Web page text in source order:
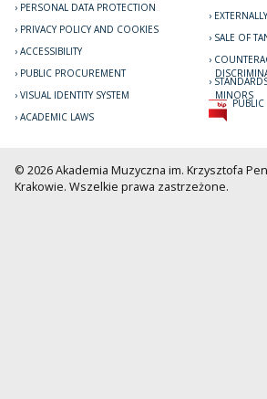
PERSONAL DATA PROTECTION
PRIVACY POLICY AND COOKIES
ACCESSIBILITY
PUBLIC PROCUREMENT
VISUAL IDENTITY SYSTEM
ACADEMIC LAWS
SALE OF
MINORS
© 2026 Akademia Muzyczna im. Krzysztofa
Krakowie. Wszelkie prawa zastrzeżone.